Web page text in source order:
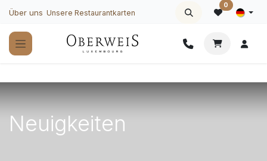
Zum Inhalt springen
Über uns Unsere Restaurantkarten
0
Neuigkeiten